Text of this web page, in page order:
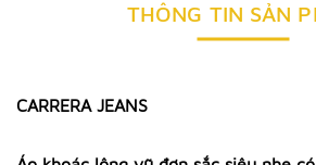
THÔNG TIN SẢN
CARRERA JEANS